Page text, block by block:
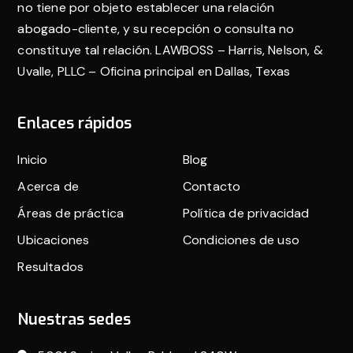
no tiene por objeto establecer una relación
abogado-cliente, y su recepción o consulta no
constituye tal relación. LAWBOSS – Harris, Nelson, &
Uvalle, PLLC – Oficina principal en Dallas, Texas
Enlaces rápidos
Inicio
Acerca de
Áreas de práctica
Ubicaciones
Resultados
Blog
Contacto
Política de privacidad
Condiciones de uso
Nuestras sedes